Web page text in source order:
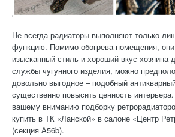
Не всегда радиаторы выполняют только
функцию. Помимо обогрева помещения, они
изысканный стиль и хороший вкус хозяина
службы чугунного изделия, можно
довольно выгодное – подобный
существенно повысить ценность
вашему вниманию подборку
купить в ТК «Ланской» в салоне «Центр
(секция А56b).